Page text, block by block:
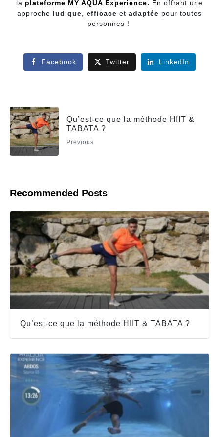
la plateforme MY AQUA Experience. En offrant une
approche ludique efficace et adaptée pour toutes
personnes !
Facebook Twitter LinkedIn
Qu’est-ce que la méthode HIIT &
TABATA ?
Previous
Recommended Posts
Qu’est-ce que la méthode HIIT & TABATA ?